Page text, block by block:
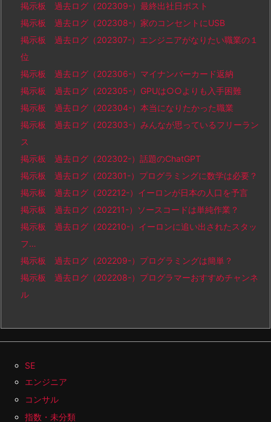
掲示板 過去ログ（202309-）最終出社日ポスト
掲示板 過去ログ（202308-）家のコンセントにUSB
掲示板 過去ログ（202307-）エンジニアがなりたい職業の１
位
掲示板 過去ログ（202306-）マイナンバーカード返納
掲示板 過去ログ（202305-）GPUは○○よりも入手困難
掲示板 過去ログ（202304-）本当になりたかった職業
掲示板 過去ログ（202303-）みんなが思っているフリーラン
ス
掲示板 過去ログ（202302-）話題のChatGPT
掲示板 過去ログ（202301-）プログラミングに数学は必要？
掲示板 過去ログ（202212-）イーロンが日本の人口を予言
掲示板 過去ログ（202211-）ソースコードは単純作業？
掲示板 過去ログ（202210-）イーロンに追い出されたスタッ
フ…
掲示板 過去ログ（202209-）プログラミングは簡単？
掲示板 過去ログ（202208-）プログラマーおすすめチャンネ
ル
SE
エンジニア
コンサル
指数・未分類